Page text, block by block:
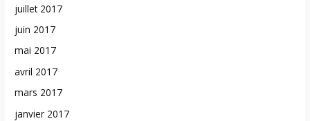
juillet 2017
juin 2017
mai 2017
avril 2017
mars 2017
janvier 2017